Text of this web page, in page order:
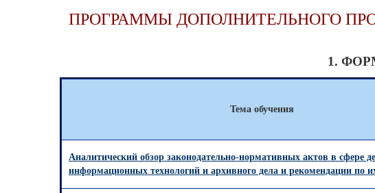
ПРОГРАММЫ ДОПОЛНИТЕЛЬНОГО
1.
Тема обучения
Аналитический обзор законодательно-нормативных актов в сфере
информационных технологий и архивного дела и рекомендации по